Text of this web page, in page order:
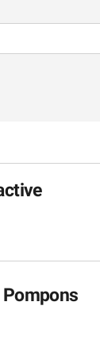
un
missions et
Bourgogne